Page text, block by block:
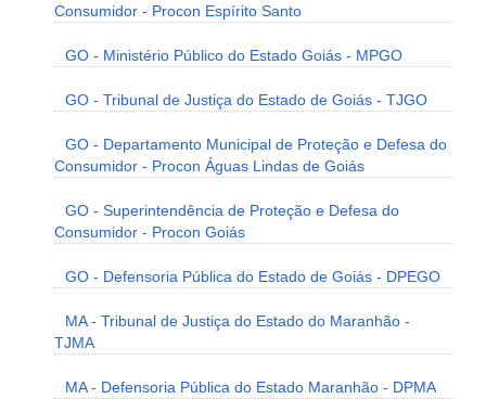
Consumidor - Procon Espírito Santo
GO - Ministério Público do Estado Goiás - MPGO
GO - Tribunal de Justiça do Estado de Goiás - TJGO
GO - Departamento Municipal de Proteção e Defesa do
Consumidor - Procon Águas Lindas de Goiás
GO - Superintendência de Proteção e Defesa do
Consumidor - Procon Goiás
GO - Defensoria Pública do Estado de Goiás - DPEGO
MA - Tribunal de Justiça do Estado do Maranhão -
TJMA
MA - Defensoria Pública do Estado Maranhão - DPMA